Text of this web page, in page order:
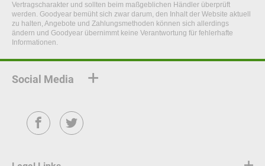
Vertragscharakter und sollten beim maßgeblichen Händler überprüft
werden. Goodyear bemüht sich zwar darum, den Inhalt der Website aktuell
zu halten, Angebote und Zahlungsmethoden können sich allerdings
ändern und Goodyear übernimmt keine Verantwortung für fehlerhafte
Informationen.
Social Media
FacebookTwitter